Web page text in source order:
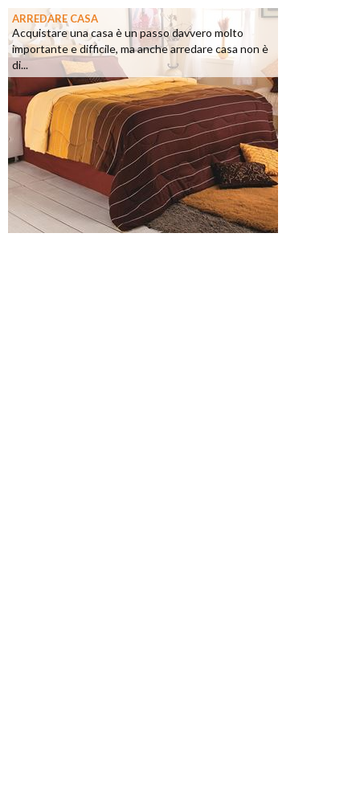
ARREDARE CASA
Acquistare una casa è un passo davvero molto
importante e difficile, ma anche arredare casa non è
di...